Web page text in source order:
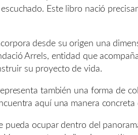
Este libro nació
desde su origen una
Arrels, entidad que
su proyecto de vida.
también una forma de
aquí una manera concreta
ocupar dentro del